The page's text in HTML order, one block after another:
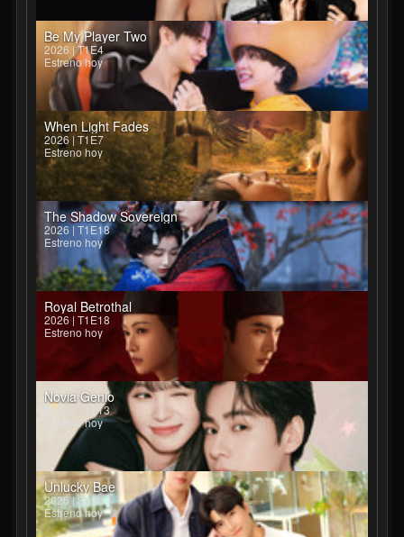
Be My Player Two
2026 | T1E4
Estreno hoy
When Light Fades
2026 | T1E7
Estreno hoy
The Shadow Sovereign
2026 | T1E18
Estreno hoy
Royal Betrothal
2026 | T1E18
Estreno hoy
Novia Genio
2026 | T1E13
Estreno hoy
Unlucky Bae
2026 | Serie
Estreno hoy